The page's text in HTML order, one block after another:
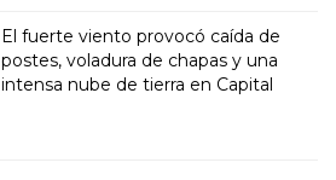
El fuerte viento provocó caída de
postes, voladura de chapas y una
intensa nube de tierra en Capital